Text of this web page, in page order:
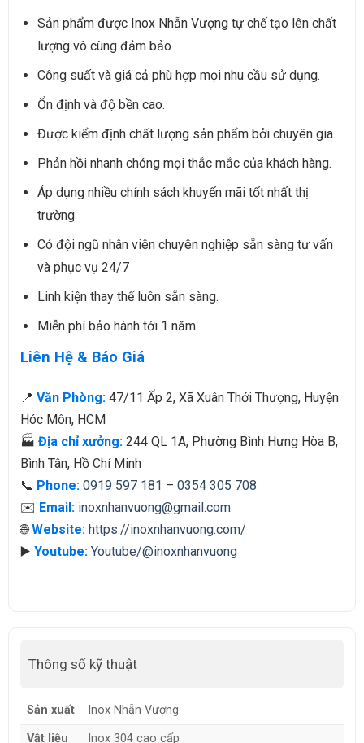
Sản phẩm được Inox Nhẫn Vượng tự chế tạo lên chất
lượng vô cùng đảm bảo
Công suất và giá cả phù hợp mọi nhu cầu sử dụng.
Ổn định và độ bền cao.
Được kiểm định chất lượng sản phẩm bởi chuyên gia.
Phản hồi nhanh chóng mọi thắc mắc của khách hàng.
Áp dụng nhiều chính sách khuyến mãi tốt nhất thị
trường
Có đội ngũ nhân viên chuyên nghiệp sẵn sàng tư vấn
và phục vụ 24/7
Linh kiện thay thế luôn sẵn sàng.
Miễn phí bảo hành tới 1 năm.
Liên Hệ & Báo Giá
📍 Văn Phòng:47/11 Ấp 2, Xã Xuân Thới Thượng, Huyện
Hóc Môn, HCM
🏭 Địa chỉ xưởng:244 QL 1A, Phường Bình Hưng Hòa B,
Bình Tân, Hồ Chí Minh
📞 Phone: 0919 597 181 – 0354 305 708
✉️ Email: inoxnhanvuong@gmail.com
🌐Website: https://inoxnhanvuong.com/
▶️ Youtube: Youtube/@inoxnhanvuong
Thông số kỹ thuật
Sản xuất Inox Nhẫn Vượng
Vật liệu Inox 304 cao cấp